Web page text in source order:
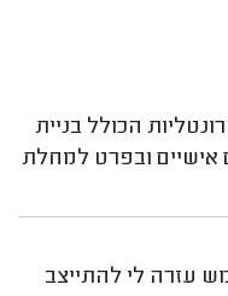
הכולל בניית
אישיים ובפרט למחלת
עזרה לי להתייצב